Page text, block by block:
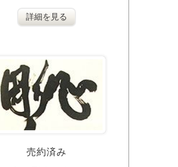
詳細を見る
売約済み